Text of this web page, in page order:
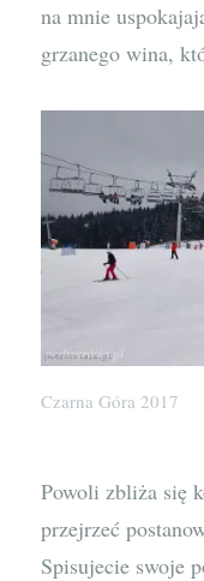
na mnie
grzanego wina,
Czarna Góra 2017
Powoli zbliża się
przejrzeć
Spisujecie swoje